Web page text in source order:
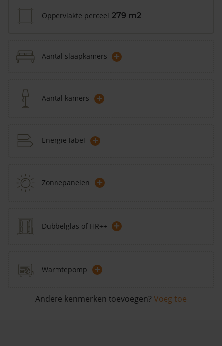
Oppervlakte perceel 279 m2
Aantal slaapkamers +
Aantal kamers +
Energie label +
Zonnepanelen +
Dubbelglas of HR++ +
Warmtepomp +
Andere kenmerken toevoegen? Voeg toe